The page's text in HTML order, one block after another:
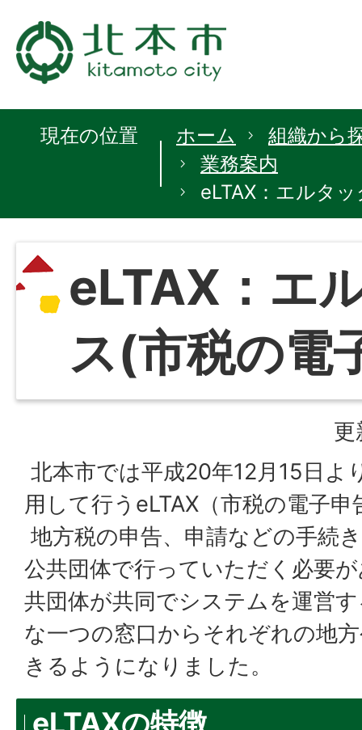
現在の位置 ホーム
組織から
業務案内
eLTAX：エルタ
eLTAX：エ
ス(市税の電
更
北本市では平成20年12月15日よ
用して行うeLTAX（市税の電子
地方税の申告、申請などの手続
公共団体で行っていただく必要
共団体が共同でシステムを運営
な一つの窓口からそれぞれの地
きるようになりました。